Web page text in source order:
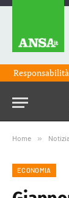
Home »
ECONOMIA